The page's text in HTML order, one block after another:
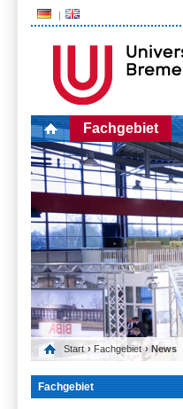
Fachgebiet
Start › Fachgebiet › News
Fachgebiet